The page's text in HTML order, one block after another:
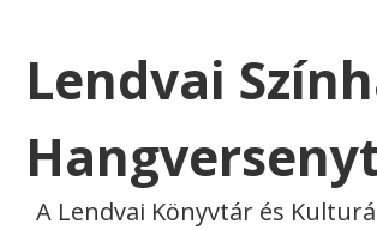
Lendvai
A Lendvai Könyvtár és